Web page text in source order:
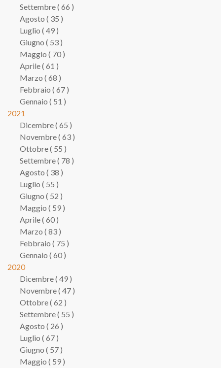
Settembre ( 66 )
Agosto ( 35 )
Luglio ( 49 )
Giugno ( 53 )
Maggio ( 70 )
Aprile ( 61 )
Marzo ( 68 )
Febbraio ( 67 )
Gennaio ( 51 )
2021
Dicembre ( 65 )
Novembre ( 63 )
Ottobre ( 55 )
Settembre ( 78 )
Agosto ( 38 )
Luglio ( 55 )
Giugno ( 52 )
Maggio ( 59 )
Aprile ( 60 )
Marzo ( 83 )
Febbraio ( 75 )
Gennaio ( 60 )
2020
Dicembre ( 49 )
Novembre ( 47 )
Ottobre ( 62 )
Settembre ( 55 )
Agosto ( 26 )
Luglio ( 67 )
Giugno ( 57 )
Maggio ( 59 )